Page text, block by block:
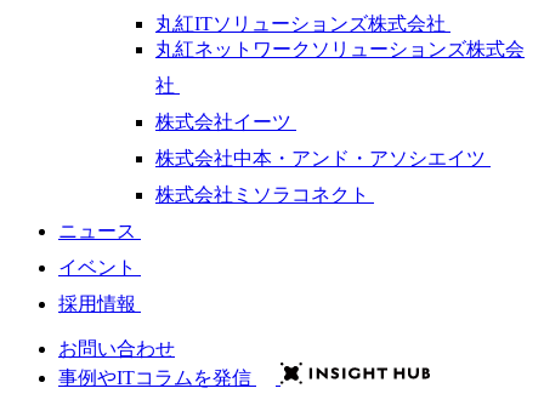
丸紅ITソリューションズ株式会社
丸紅ネットワークソリューションズ株式会
社
株式会社イーツ
株式会社中本・アンド・アソシエイツ
株式会社ミソラコネクト
ニュース
イベント
採用情報
お問い合わせ
事例やITコラムを発信